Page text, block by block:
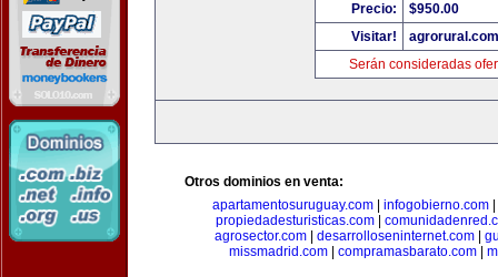
Precio:
$950.00
Visitar!
agrorural.com
Serán consideradas
Otros dominios en venta:
apartamentosuruguay.com
infogobierno.com
propiedadesturisticas.com|
agrosector.com
desarrolloseninternet.com
missmadrid.com| compramasbarato.com|